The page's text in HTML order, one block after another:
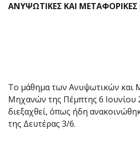
ΑΝΥΨΩΤΙΚΕΣ ΚΑΙ
Το μάθημα των Ανυψωτικών και
Μηχανών της Πέμπτης 6 Ιουνίου
διεξαχθεί, όπως ήδη
της Δευτέρας 3/6.